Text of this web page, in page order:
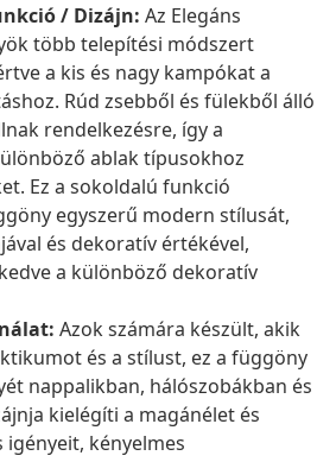
/ Dizájn: Az Elegáns
több telepítési módszert
a kis és nagy kampókat a
Rúd zsebből és fülekből álló
rendelkezésre, így a
ablak típusokhoz
Ez a sokoldalú funkció
egyszerű modern stílusát,
és dekoratív értékével,
a különböző dekoratív
Azok számára készült, akik
és a stílust, ez a függöny
nappalikban, hálószobákban és
kielégíti a magánélet és
kényelmes